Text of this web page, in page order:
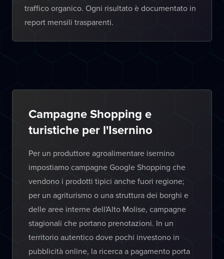
traffico organico. Ogni risultato è documentato in
report mensili trasparenti.
Campagne Shopping e
turistiche per l'Isernino
Per un produttore agroalimentare isernino
impostiamo campagne Google Shopping che
vendono i prodotti tipici anche fuori regione;
per un agriturismo o una struttura dei borghi e
delle aree interne dell'Alto Molise, campagne
stagionali che portano prenotazioni. In un
territorio autentico dove pochi investono in
pubblicità online, la ricerca a pagamento porta